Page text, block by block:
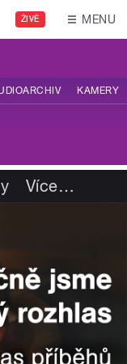
ŽIVĚ MENU
KAMERY
Více…